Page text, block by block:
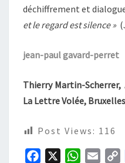
déchiffrement et
et le regard est silence »
jean-paul gavard-perret
Thierry Martin-Scherrer,
La Lettre Volée,
Post Views: 116
W